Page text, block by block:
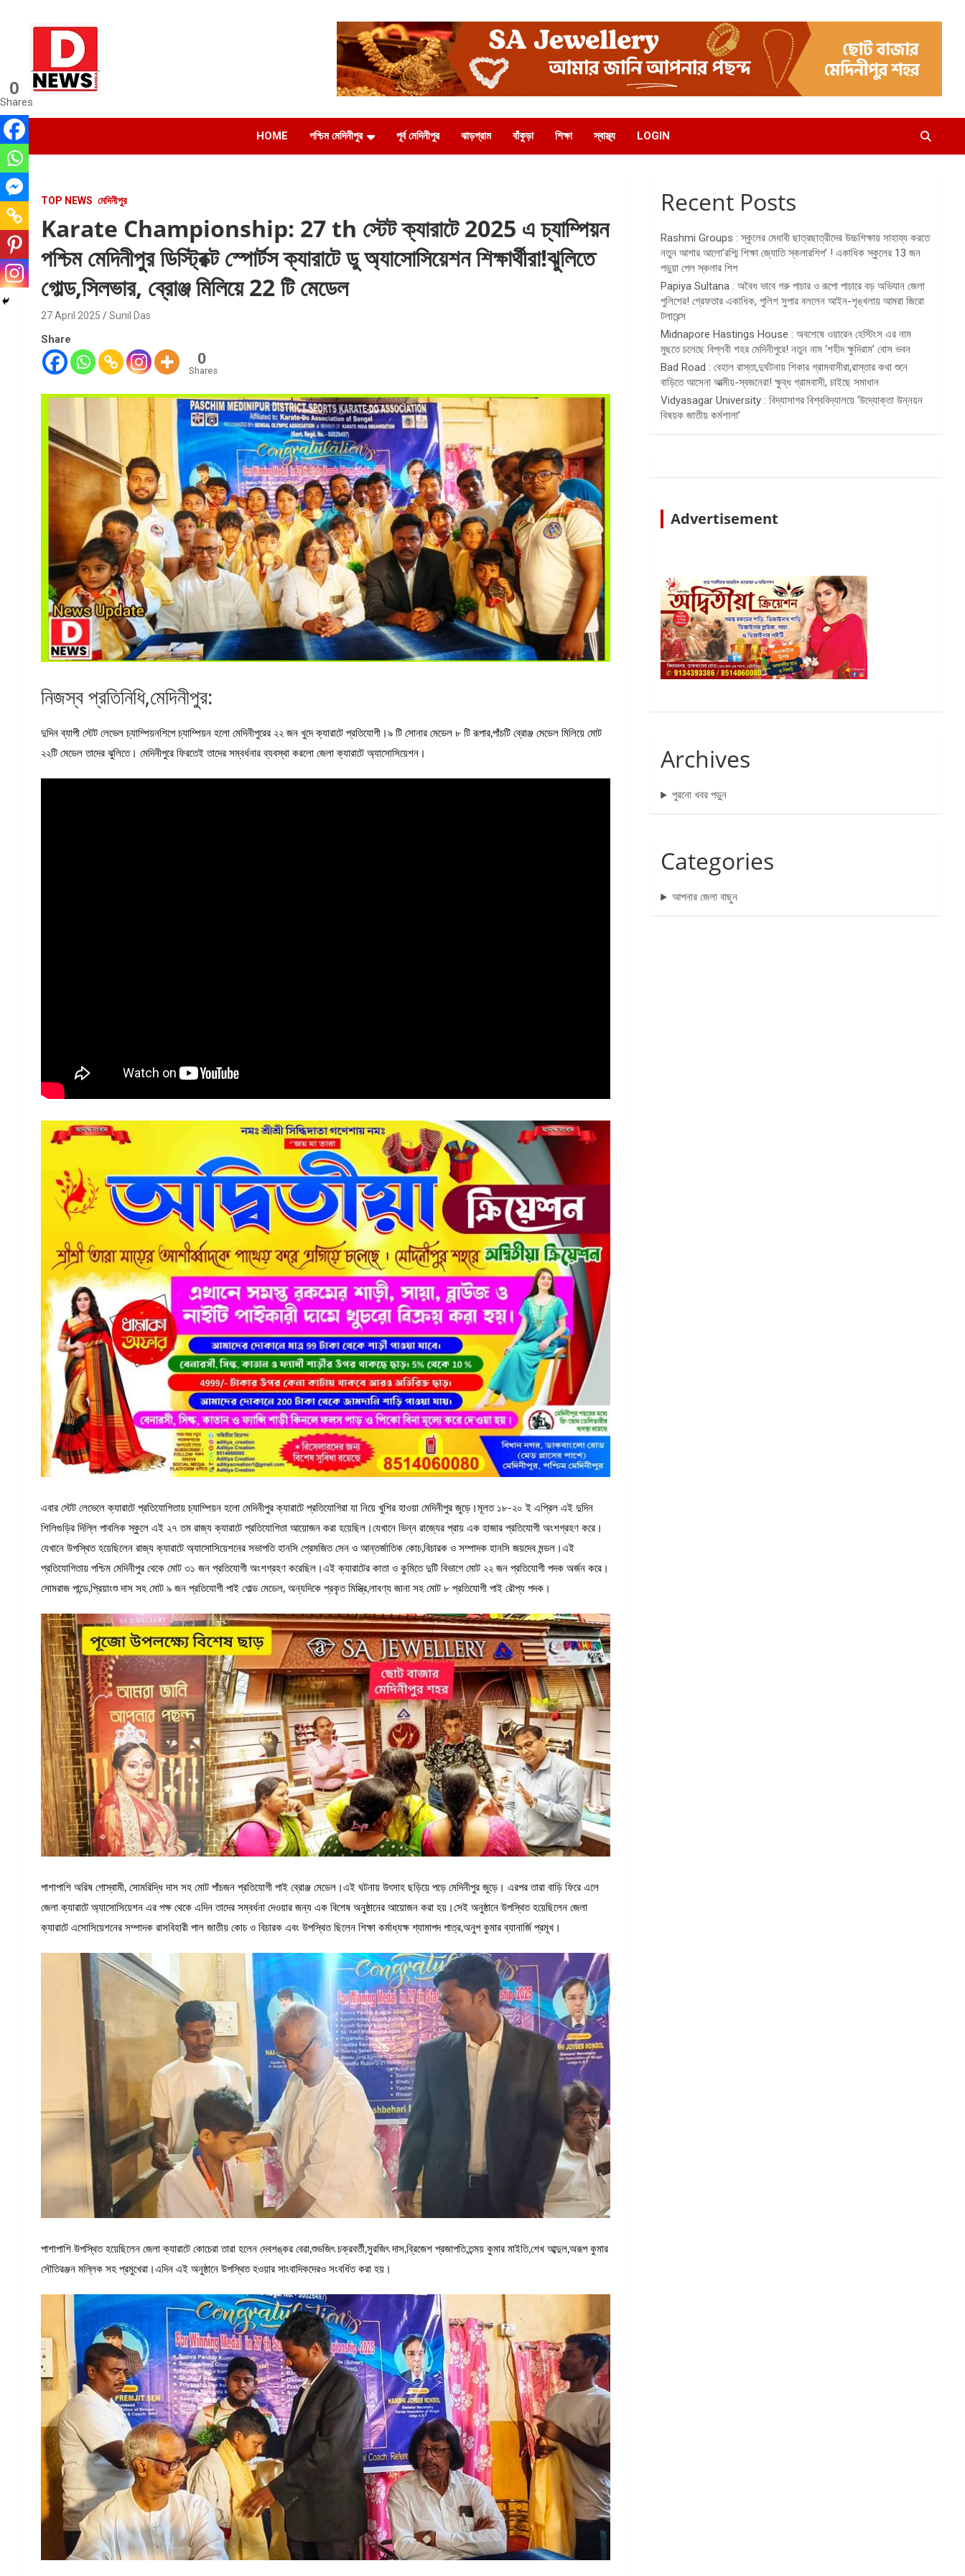
Dnews
#Medinipur #News #LatestBengali #NewsBangla
#Medinipur24X7News
HOME
পশ্চিম মেদিনীপুর পূর্ব মেদিনীপুর ঝাড়গ্রাম বাঁকুড়া শিক্ষা স্বাস্থ্য LOGIN
TOP NEWS মেদিনীপুর
Karate Championship: 27 th স্টেট ক্যারাটে 2025 এ চ্যাম্পিয়ন
পশ্চিম মেদিনীপুর ডিস্ট্রিক্ট স্পোর্টস ক্যারাটে ডু অ্যাসোসিয়েশন শিক্ষার্থীরা!ঝুলিতে
গোল্ড,সিলভার, ব্রোঞ্জ মিলিয়ে 22 টি মেডেল
27 April 2025 Sunil Das
Share
0
Shares
নিজস্ব প্রতিনিধি,মেদিনীপুর:
দুদিন ব্যাপী স্টেট লেভেল চ্যাম্পিয়নশিপে চ্যাম্পিয়ন হলো মেদিনীপুরের ২২ জন খুদে ক্যারাটে প্রতিযোগী।৯ টি সোনার মেডেল ৮ টি রূপার,পাঁচটি ব্রোঞ্জ মেডেল মিলিয়ে মোট
২২টি মেডেল তাদের ঝুলিতে। মেদিনীপুরে ফিরতেই তাদের সম্বর্ধনার ব্যবস্থা করলো জেলা ক্যারাটে অ্যাসোসিয়েশন।
এবার স্টেট লেভেলে ক্যারাটে প্রতিযোগিতায় চ্যাম্পিয়ন হলো মেদিনীপুর ক্যারাটে প্রতিযোগিরা যা নিয়ে খুশির হাওয়া মেদিনীপুর জুড়ে।মূলত ১৮-২০ ই এপ্রিল এই দুদিন
শিলিগুড়ির দিল্লি পাবলিক স্কুলে এই ২৭ তম রাজ্য ক্যারাটে প্রতিযোগিতা আয়োজন করা হয়েছিল।যেখানে ভিন্ন রাজ্যের প্রায় এক হাজার প্রতিযোগী অংশগ্রহণ করে।
যেখানে উপস্থিত হয়েছিলেন রাজ্য ক্যারাটে অ্যাসোসিয়েশনের সভাপতি হানসি প্রেমজিত সেন ও আন্তর্জাতিক কোচ,বিচারক ও সম্পাদক হানসি জয়দেব মন্ডল।এই
প্রতিযোগিতায় পশ্চিম মেদিনীপুর থেকে মোট ৩১ জন প্রতিযোগী অংশগ্রহণ করেছিল।এই ক্যারাটের কাতা ও কুমিতে দুটি বিভাগে মোট ২২ জন প্রতিযোগী পদক অর্জন করে।
সোমরাজ পান্ডে,প্রিয়াংশু দাস সহ মোট ৯ জন প্রতিযোগী পাই গোল্ড মেডেল, অন্যদিকে প্রকৃত মিস্ত্রি,লাবণ্য জানা সহ মোট ৮ প্রতিযোগী পাই রৌপ্য পদক।
পাশাপাশি অরিষ গোস্বামী, সোমরিদ্ধি দাস সহ মোট পাঁচজন প্রতিযোগী পাই ব্রোঞ্জ মেডেল।এই ঘটনায় উৎসাহ ছড়িয়ে পড়ে মেদিনীপুর জুড়ে। এরপর তারা বাড়ি ফিরে এলে
জেলা ক্যারাটে অ্যাসোসিয়েশন এর পক্ষ থেকে এদিন তাদের সম্বর্ধনা দেওয়ার জন্য এক বিশেষ অনুষ্ঠানের আয়োজন করা হয়।সেই অনুষ্ঠানে উপস্থিত হয়েছিলেন জেলা
ক্যারাটে এসোসিয়েশনের সম্পাদক রাসবিহারী পাল জাতীয় কোচ ও বিচারক এবং উপস্থিত ছিলেন শিক্ষা কর্মাধ্যক্ষ শ্যামাপদ পাত্র,অনুপ কুমার ব্যানার্জি প্রমূখ।
পাশাপাশি উপস্থিত হয়েছিলেন জেলা ক্যারাটে কোচেরা তারা হলেন দেবশঙ্কর বেরা,শুভজিৎ চক্রবর্তী,সুরজিৎ দাস,ব্রিজেশ প্রজাপতি,তন্ময় কুমার মাইতি,শেখ আব্দুল,অরূপ কুমার
সৌতিরঞ্জন মল্লিক সহ প্রমুখেরা।এদিন এই অনুষ্ঠানে উপস্থিত হওয়ার সাংবাদিকদেরও সংবর্ধিত করা হয়।
0
Shares
Recent Posts
Rashmi Groups : স্কুলের মেধাবী ছাত্রছাত্রীদের উচ্চশিক্ষায় সাহায্য করতে
নতুন আশার আলো’রশ্মি শিক্ষা জ্যোতি স্কলারশিপ’ ! একাধিক স্কুলের 13 জন
পড়ুয়া পেল স্কলার শিপ
Papiya Sultana : অবৈধ ভাবে গরু পাচার ও রূপো পাচারে বড় অভিযান জেলা
পুলিশের! গ্রেফতার একাধিক, পুলিশ সুপার বললেন আইন-শৃঙ্খলায় আমরা জিরো
টলারেন্স
Midnapore Hastings House : অবশেষে ওয়ারেন হেস্টিংস এর নাম
মুছতে চলেছে বিপ্লবী শহর মেদিনীপুরে! নতুন নাম ‘শহীদ ক্ষুদিরাম’ বোস ভবন
Bad Road : বেহাল রাস্তা,দুর্ঘটনায় শিকার গ্রামবাসীরা,রাস্তার কথা শুনে
বাড়িতে আসেনা আত্মীয়-স্বজনেরা! ক্ষুব্ধ গ্রামবাসী, চাইছে সমাধান
Vidyasagar University : বিদ্যাসাগর বিশ্ববিদ্যালয়ে ‘উদ্যোক্তা উন্নয়ন
বিষয়ক জাতীয় কর্মশালা’
Advertisement
Archives
পুরনো খবর পড়ুন
Categories
আপনার জেলা বাছুন